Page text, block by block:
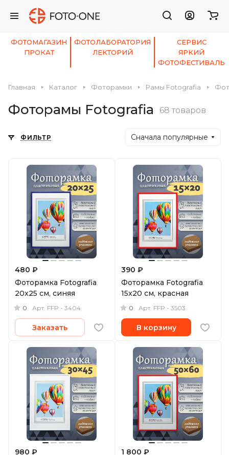
ФОТОМАГАЗИН ФОТОЛАБОРАТОРИЯ
СЕРВИС
ПРОКАТ
ЛЕКТОРИЙ
ЯРКИЙ
ФОТОФЕСТИВАЛЬ
Главная Каталог Фоторамки Рамы Fotografia
Фоторамы Fotografia 68 товаров
ФИЛЬТР Сначала популярные
480 ₽
Фоторамка Fotografia
20x25 см, синяя
0 Арт. FFP - 3404
Заказать
390 ₽
Фоторамка Fotografia
15x20 см, красная
0 Арт. FFP - 3503
В корзину
980 ₽
1 800 ₽